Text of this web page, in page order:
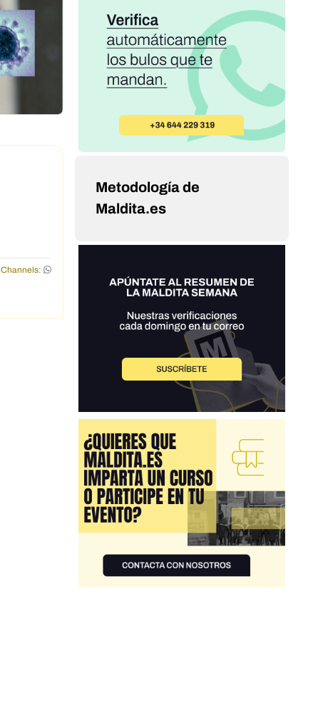
Channels:
Metodología de
Maldita.es